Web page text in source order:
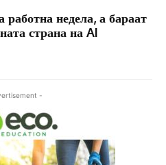
работна недела, а бараат
страна на AI
-